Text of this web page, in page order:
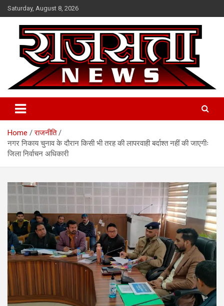
Skip
to
content
Saturday, August 8, 2026
Raj Satta News
Home
राजनीति
नगर निकाय चुनाव के दौरान किसी भी तरह की लापरवाही बर्दाश्त नहीं की जाएगीः
जिला निर्वाचन अधिकारी